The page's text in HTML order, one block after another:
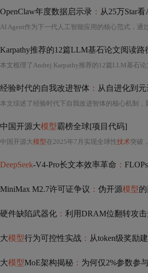
OpenClaw年度数据启示录 ： 从25万Star
AI Agent作为下一代人工智能应用的核心范式，通
Karpathy推荐的12篇LLM基石论文阅读路
本文梳理了Andrej Karpathy推荐的12篇LLM基石
经验时代的自我改进智体 ： 从自进化到元
中国开源大模型霸榜全球[项目代码]
中国开源大模型在2025年7月实现全球性技术突破
DeepSeek-V4-Pro长文本效率革命 ：
MiniMax M2.7许可证争议 ： 伪开源模型
硬件缺陷武器化 ： 利用DRAM位翻转攻
大模型行为可控性实战 ： 从token级奖励
大模型MoE架构揭秘 ： 为何仅2%参数参